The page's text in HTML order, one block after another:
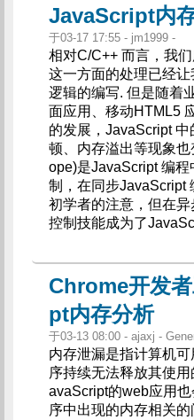
JavaScript内
于03-17 17:55 - jm1999 -
相对C/C++ 而言，我
这一方面的处理已经
逻辑的编写. 但是随着
面应用、移动HTML5
的发展，JavaScript
顿、内存溢出等现象
ope)是JavaScript 编
制，在同步JavaScript
初学者的注意，但在
控制技能成为了
Chrome开发
pt内存分析
于03-13 08:00 - ajaxj -
内存泄漏是指计算机
序持续无法释放其使
avaScript的web应用
序中出现的内存相关